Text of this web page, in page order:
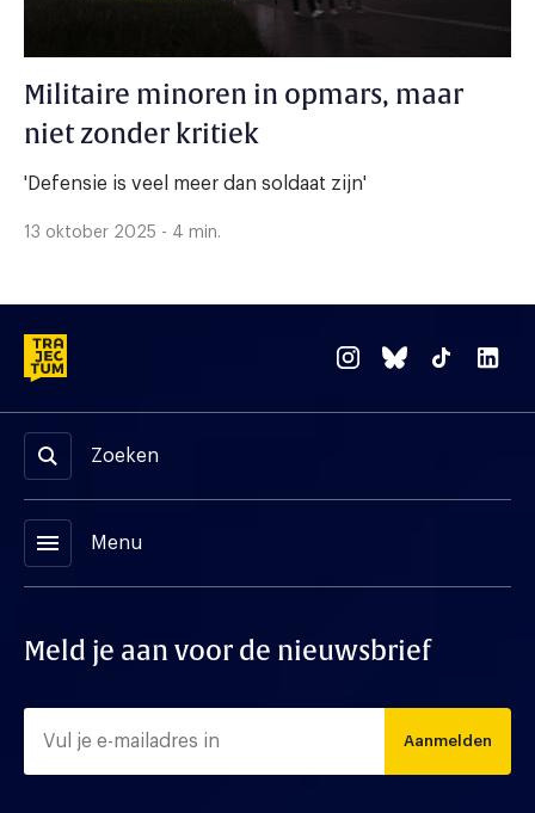
Militaire minoren in opmars, maar
niet zonder kritiek
'Defensie is veel meer dan soldaat zijn'
13 oktober 2025 - 4 min.
Zoeken
menu Menu
Meld je aan voor de nieuwsbrief
Aanmelden